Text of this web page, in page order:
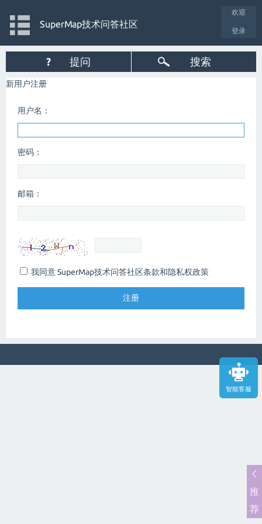
智能客服
欢迎
登录
SuperMap技术问答社区
? 提问 搜索
新用户注册
用户名：
密码：
邮箱：
我同意 SuperMap技术问答社区条款和隐私权政策